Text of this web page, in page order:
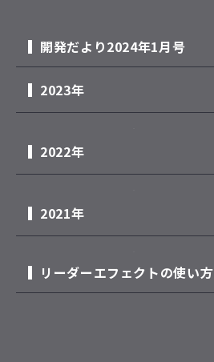
開発だより2024年1月号
2023年
開発だより2023年10月号
開発だより2023年9月号
開発だより2023年8月号
2022年
開発だより2022年10月号
2021年
年末年始直前開発だより
リーダーエフェクトの使い方